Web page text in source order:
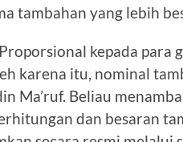
tambahan yang lebih
kepada para
karena itu, nominal
Ma’ruf. Beliau
dan besaran